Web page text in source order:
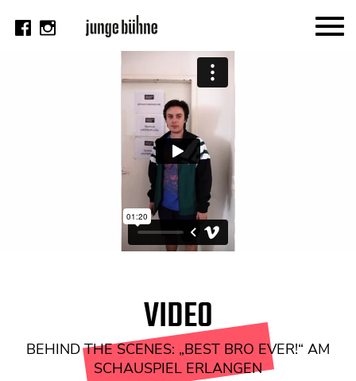
KONTAKT
VIDEO
BEHIND THE SCENES: „BEST BRO EVER!“ AM
SCHAUSPIEL ERLANGEN